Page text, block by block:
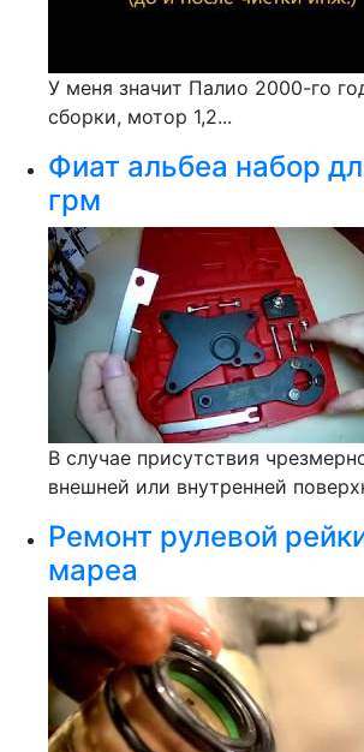
У меня значит Палио 2000-го
сборки, мотор 1,2...
Фиат альбеа набор
грм
В случае присутствия
внешней или внутренней
Ремонт рулевой
мареа